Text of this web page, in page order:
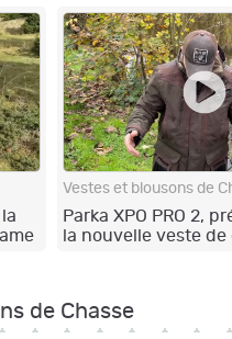
Vestes et blousons de
Parka XPO PRO 2,
la nouvelle veste de
de Chasse